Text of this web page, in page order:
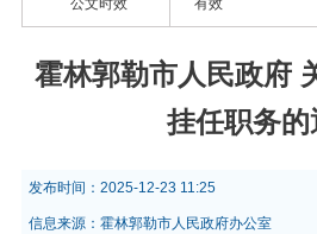
公文时效 有效
霍林郭勒市人民政府
挂任职务的
发布时间： 2025-12-23 11:25
信息来源： 霍林郭勒市人民政府办公室